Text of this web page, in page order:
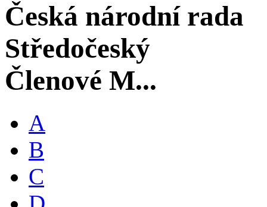
Česká národní rada
Středočeský
Členové M...
A
B
C